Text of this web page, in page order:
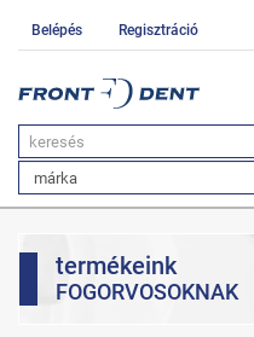
Belépés Regisztráció
termékeink
FOGORVOSOKNAK